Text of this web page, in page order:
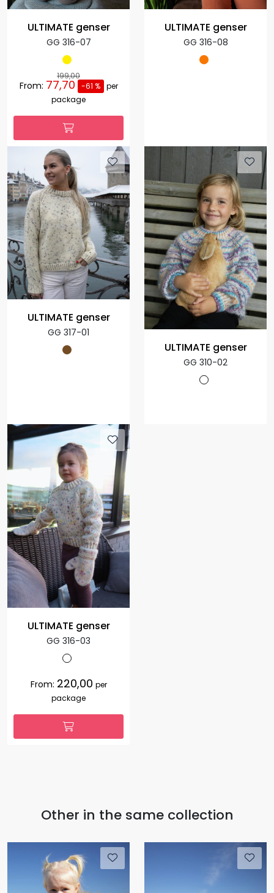
ULTIMATE genser
GG 316-07
199,00
From: 77,70 -61 %
per
package
ULTIMATE genser
GG 316-08
ULTIMATE genser
GG 317-01
ULTIMATE genser
GG 310-02
ULTIMATE genser
GG 316-03
From: 220,00 per
package
Other in the same collection